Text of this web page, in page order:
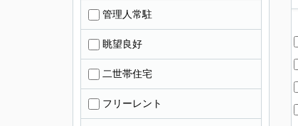
管理人常駐
眺望良好
二世帯住宅
フリーレント